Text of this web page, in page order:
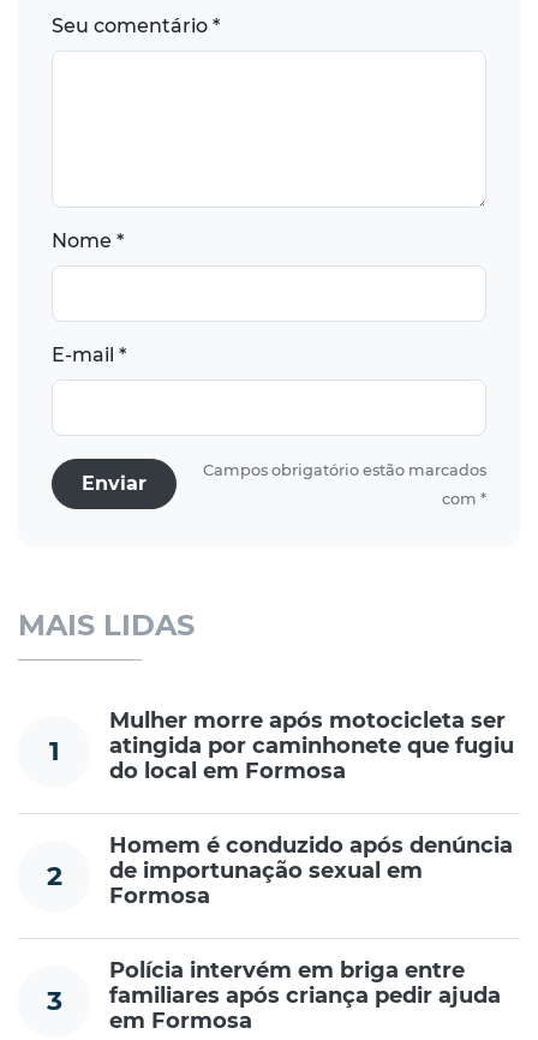
Seu comentário *
Nome *
E-mail *
Enviar
Campos obrigatório estão marcados
com *
MAIS LIDAS
1
Mulher morre após motocicleta ser
atingida por caminhonete que fugiu
do local em Formosa
2
Homem é conduzido após denúncia
de importunação sexual em
Formosa
3
Polícia intervém em briga entre
familiares após criança pedir ajuda
em Formosa